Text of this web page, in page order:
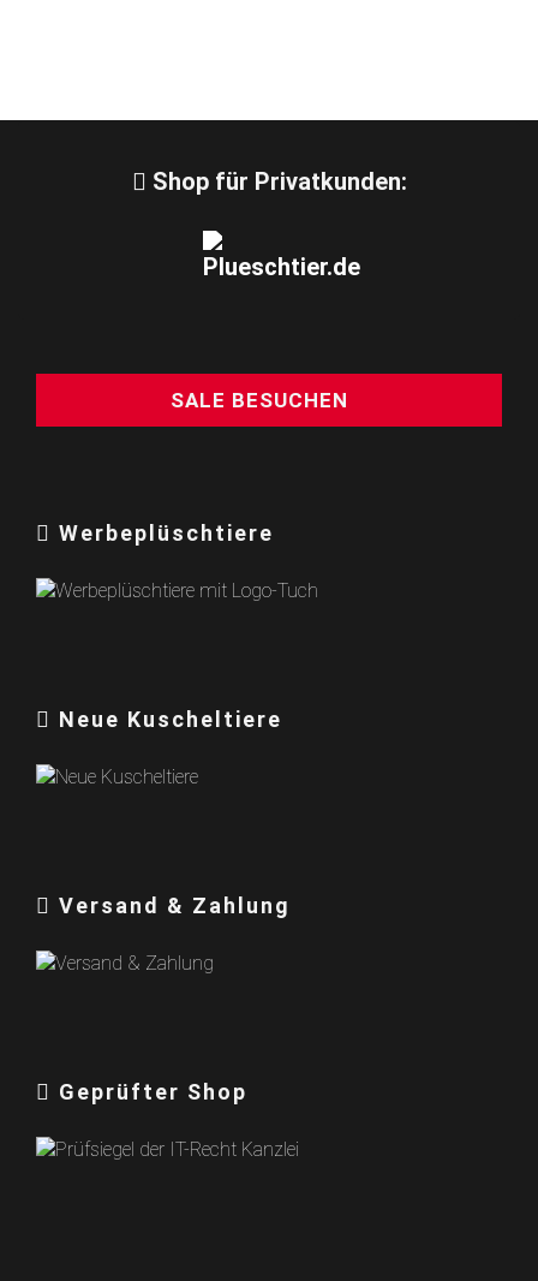
Shop für Privatkunden:
SALE BESUCHEN
Werbeplüschtiere
Neue Kuscheltiere
Versand & Zahlung
Geprüfter Shop